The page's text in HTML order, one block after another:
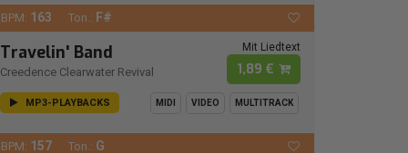
BPM: 163 Ton.: F#
Travelin' Band
Creedence Clearwater Revival
Mit Liedtext
1,89 €
MP3-PLAYBACKS MIDI VIDEO MULTITRACK
BPM: 157 Ton.: G